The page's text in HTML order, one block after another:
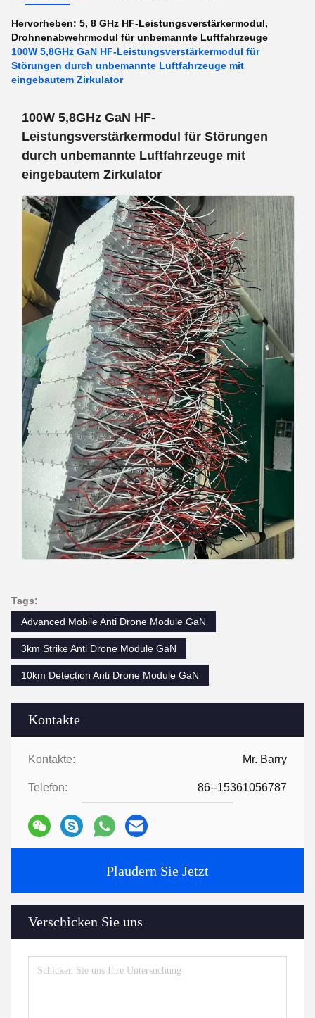
Kontakte
Kontakte: Mr. Barry
Telefon: 86--15361056787
Plaudern Sie Jetzt
Verschicken Sie uns
Hervorheben: 5, 8 GHz HF-Leistungsverstärkermodul,
Drohnenabwehrmodul für unbemannte Luftfahrzeuge
100W 5,8GHz GaN HF-Leistungsverstärkermodul für
Störungen durch unbemannte Luftfahrzeuge mit
eingebautem Zirkulator
100W 5,8GHz GaN HF-
Leistungsverstärkermodul für Störungen
durch unbemannte Luftfahrzeuge mit
eingebautem Zirkulator
Tags:
Advanced Mobile Anti Drone Module GaN
3km Strike Anti Drone Module GaN
10km Detection Anti Drone Module GaN